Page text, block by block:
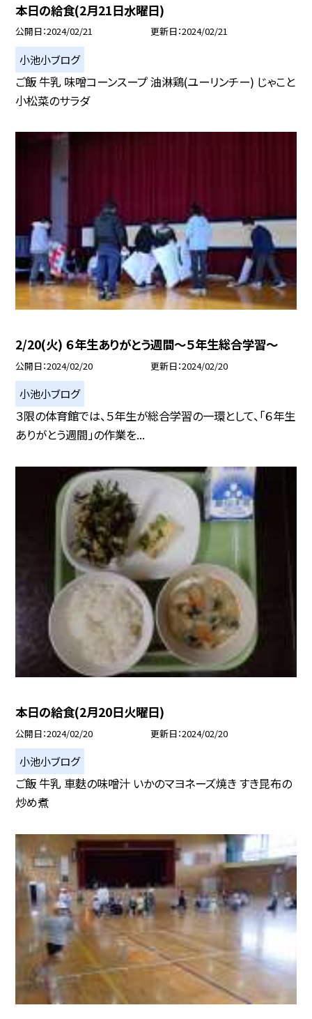
本日の給食(2月21日水曜日)
公開日 2024/02/21 更新日 2024/02/21
小池小ブログ
ご飯 牛乳 味噌コーンスープ 油淋鶏(ユーリンチー) じゃこと
小松菜のサラダ
2/20(火) ６年生ありがとう週間〜５年生総合学習〜
公開日 2024/02/20 更新日 2024/02/20
小池小ブログ
３限の体育館では、５年生が総合学習の一環として、「６年生
ありがとう週間」の作業を...
本日の給食(2月20日火曜日)
公開日 2024/02/20 更新日 2024/02/20
小池小ブログ
ご飯 牛乳 車麩の味噌汁 いかのマヨネーズ焼き すき昆布の
炒め煮